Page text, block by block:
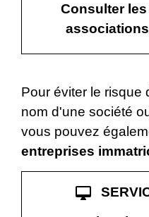
Consulter
Pour éviter le risque
nom d'une société
vous pouvez
entreprises
desktop_mac